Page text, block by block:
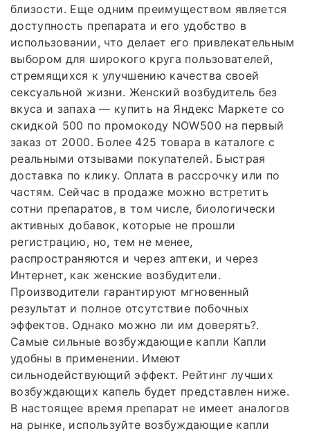
близости. Еще одним преимуществом является
доступность препарата и его удобство в
использовании, что делает его привлекательным
выбором для широкого круга пользователей,
стремящихся к улучшению качества своей
сексуальной жизни. Женский возбудитель без
вкуса и запаха — купить на Яндекс Маркете со
скидкой 500 по промокоду NOW500 на первый
заказ от 2000. Более 425 товара в каталоге с
реальными отзывами покупателей. Быстрая
доставка по клику. Оплата в рассрочку или по
частям. Сейчас в продаже можно встретить
сотни препаратов, в том числе, биологически
активных добавок, которые не прошли
регистрацию, но, тем не менее,
распространяются и через аптеки, и через
Интернет, как женские возбудители.
Производители гарантируют мгновенный
результат и полное отсутствие побочных
эффектов. Однако можно ли им доверять?.
Самые сильные возбуждающие капли Капли
удобны в применении. Имеют
сильнодействующий эффект. Рейтинг лучших
возбуждающих капель будет представлен ниже.
В настоящее время препарат не имеет аналогов
на рынке, используйте возбуждающие капли